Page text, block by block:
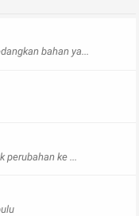
bahan ya...
ke ...